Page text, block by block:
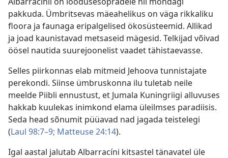
pakkuda. Ümbritsevas mäeahelikus on väga rikkaliku
floora ja faunaga eripalgelised ökosüsteemid. Allikad
ja joad kaunistavad metsaseid mägesid. Telkijad võivad
öösel nautida suurejoonelist vaadet tähistaevasse.
Selles piirkonnas elab mitmeid Jehoova tunnistajate
perekondi. Siinse ümbruskonna ilu tuletab neile
meelde Piibli ennustust, et Jumala Kuningriigi alluvuses
hakkab kuulekas inimkond elama üleilmses paradiisis.
Seda head sõnumit püüavad nad jagada teistelegi
(Laul 98:7–9; Matteuse 24:14).
Igal aastal jalutab Albarracíni kitsastel tänavatel üle